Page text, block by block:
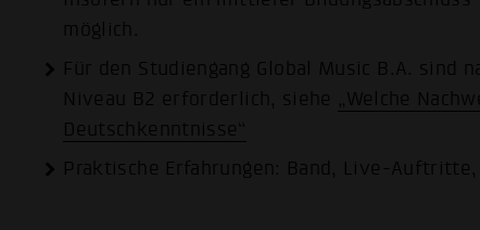
möglich.
Für den Studiengang Global Music B.A. sind
Niveau B2 erforderlich, siehe „Welche
Deutschkenntnisse“
Praktische Erfahrungen: Band, Live-